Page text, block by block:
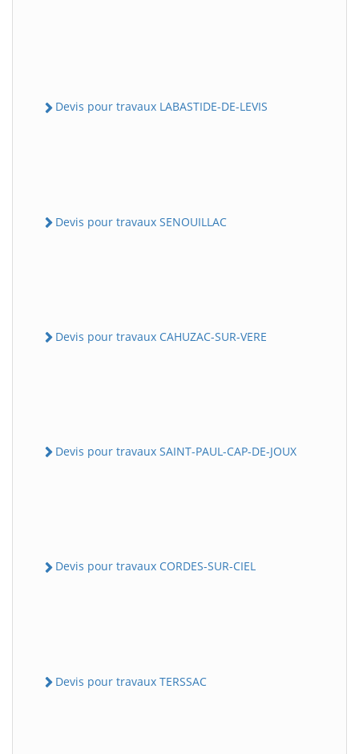
Devis pour travaux LABASTIDE-DE-LEVIS
Devis pour travaux SENOUILLAC
Devis pour travaux CAHUZAC-SUR-VERE
Devis pour travaux SAINT-PAUL-CAP-DE-JOUX
Devis pour travaux CORDES-SUR-CIEL
Devis pour travaux TERSSAC